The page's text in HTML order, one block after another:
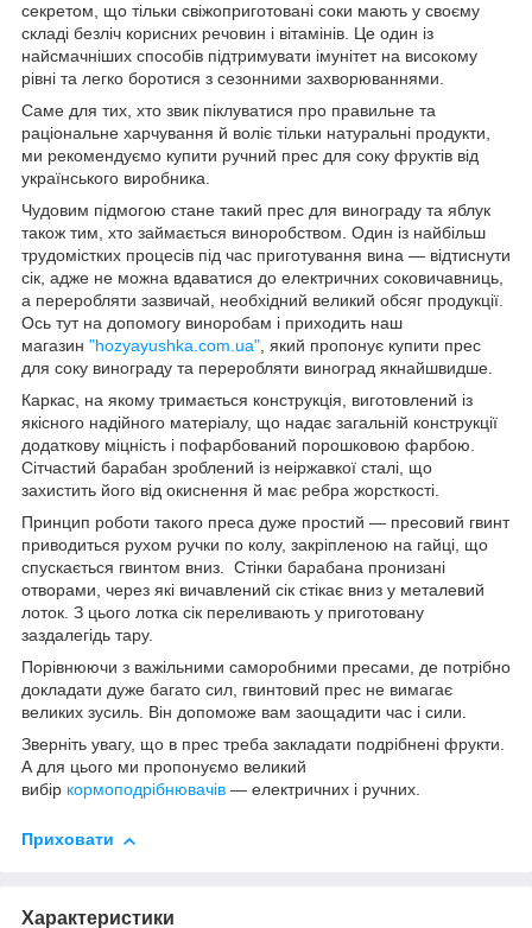
секретом, що тільки свіжоприготовані соки мають у своєму
складі безліч корисних речовин і вітамінів. Це один із
найсмачніших способів підтримувати імунітет на високому
рівні та легко боротися з сезонними захворюваннями.
Саме для тих, хто звик піклуватися про правильне та
раціональне харчування й воліє тільки натуральні продукти,
ми рекомендуємо купити ручний прес для соку фруктів від
українського виробника.
Чудовим підмогою стане такий прес для винограду та яблук
також тим, хто займається виноробством. Один із найбільш
трудомістких процесів під час приготування вина — відтиснути
сік, адже не можна вдаватися до електричних соковичавниць,
а переробляти зазвичай, необхідний великий обсяг продукції.
Ось тут на допомогу виноробам і приходить наш
магазин "hozyayushka.com.ua", який пропонує купити прес
для соку винограду та переробляти виноград якнайшвидше.
Каркас, на якому тримається конструкція, виготовлений із
якісного надійного матеріалу, що надає загальній конструкції
додаткову міцність і пофарбований порошковою фарбою.
Сітчастий барабан зроблений із неіржавкої сталі, що
захистить його від окиснення й має ребра жорсткості.
Принцип роботи такого преса дуже простий — пресовий гвинт
приводиться рухом ручки по колу, закріпленою на гайці, що
спускається гвинтом вниз. Стінки барабана пронизані
отворами, через які вичавлений сік стікає вниз у металевий
лоток. З цього лотка сік переливають у приготовану
заздалегідь тару.
Порівнюючи з важільними саморобними пресами, де потрібно
докладати дуже багато сил, гвинтовий прес не вимагає
великих зусиль. Він допоможе вам заощадити час і сили.
Зверніть увагу, що в прес треба закладати подрібнені фрукти.
А для цього ми пропонуємо великий
вибір кормоподрібнювачів — електричних і ручних.
Приховати
Характеристики